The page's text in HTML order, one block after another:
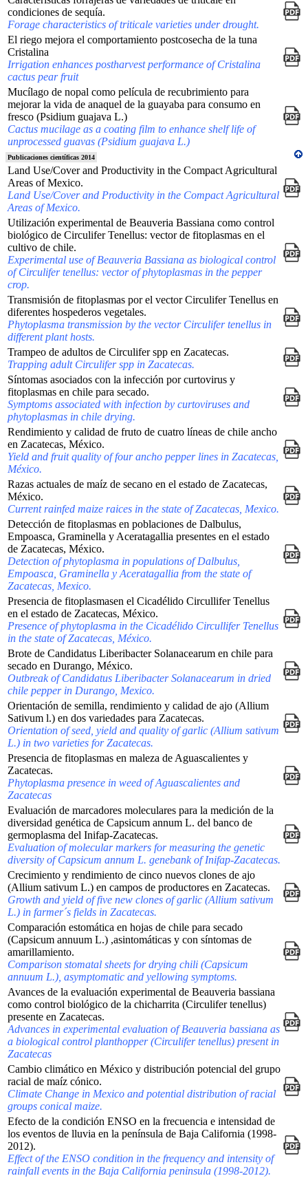
condiciones de sequía.
Forage characteristics of triticale varieties under drought.
El riego mejora el comportamiento postcosecha de la tuna
Cristalina
Irrigation enhances postharvest performance of Cristalina
cactus pear fruit
Mucílago de nopal como película de recubrimiento para
mejorar la vida de anaquel de la guayaba para consumo en
fresco (Psidium guajava L.)
Cactus mucilage as a coating film to enhance shelf life of
unprocessed guavas (Psidium guajava L.)
Publicaciones científicas 2014
Land Use/Cover and Productivity in the Compact Agricultural
Areas of Mexico.
Land Use/Cover and Productivity in the Compact Agricultural
Areas of Mexico.
Utilización experimental de Beauveria Bassiana como control
biológico de Circulifer Tenellus: vector de fitoplasmas en el
cultivo de chile.
Experimental use of Beauveria Bassiana as biological control
of Circulifer tenellus: vector of phytoplasmas in the pepper
crop.
Transmisión de fitoplasmas por el vector Circulifer Tenellus en
diferentes hospederos vegetales.
Phytoplasma transmission by the vector Circulifer tenellus in
different plant hosts.
Trampeo de adultos de Circulifer spp en Zacatecas.
Trapping adult Circulifer spp in Zacatecas.
Síntomas asociados con la infección por curtovirus y
fitoplasmas en chile para secado.
Symptoms associated with infection by curtoviruses and
phytoplasmas in chile drying.
Rendimiento y calidad de fruto de cuatro líneas de chile ancho
en Zacatecas, México.
Yield and fruit quality of four ancho pepper lines in Zacatecas,
México.
Razas actuales de maíz de secano en el estado de Zacatecas,
México.
Current rainfed maize raices in the state of Zacatecas, Mexico.
Detección de fitoplasmas en poblaciones de Dalbulus,
Empoasca, Graminella y Aceratagallia presentes en el estado
de Zacatecas, México.
Detection of phytoplasma in populations of Dalbulus,
Empoasca, Graminella y Aceratagallia from the state of
Zacatecas, Mexico.
Presencia de fitoplasmasen el Cicadélido Circullifer Tenellus
en el estado de Zacatecas, México.
Presence of phytoplasma in the Cicadélido Circullifer Tenellus
in the state of Zacatecas, México.
Brote de Candidatus Liberibacter Solanacearum en chile para
secado en Durango, México.
Outbreak of Candidatus Liberibacter Solanacearum in dried
chile pepper in Durango, Mexico.
Orientación de semilla, rendimiento y calidad de ajo (Allium
Sativum l.) en dos variedades para Zacatecas.
Orientation of seed, yield and quality of garlic (Allium sativum
L.) in two varieties for Zacatecas.
Presencia de fitoplasmas en maleza de Aguascalientes y
Zacatecas.
Phytoplasma presence in weed of Aguascalientes and
Zacatecas
Evaluación de marcadores moleculares para la medición de la
diversidad genética de Capsicum annum L. del banco de
germoplasma del Inifap-Zacatecas.
Evaluation of molecular markers for measuring the genetic
diversity of Capsicum annum L. genebank of Inifap-Zacatecas.
Crecimiento y rendimiento de cinco nuevos clones de ajo
(Allium sativum L.) en campos de productores en Zacatecas.
Growth and yield of five new clones of garlic (Allium sativum
L.) in farmer´s fields in Zacatecas.
Comparación estomática en hojas de chile para secado
(Capsicum annuum L.) ,asintomáticas y con síntomas de
amarillamiento.
Comparison stomatal sheets for drying chili (Capsicum
annuum L.), asymptomatic and yellowing symptoms.
Avances de la evaluación experimental de Beauveria bassiana
como control biológico de la chicharrita (Circulifer tenellus)
presente en Zacatecas.
Advances in experimental evaluation of Beauveria bassiana as
a biological control planthopper (Circulifer tenellus) present in
Zacatecas
Cambio climático en México y distribución potencial del grupo
racial de maíz cónico.
Climate Change in Mexico and potential distribution of racial
groups conical maize.
Efecto de la condición ENSO en la frecuencia e intensidad de
los eventos de lluvia en la península de Baja California (1998-
2012).
Effect of the ENSO condition in the frequency and intensity of
rainfall events in the Baja California peninsula (1998-2012).